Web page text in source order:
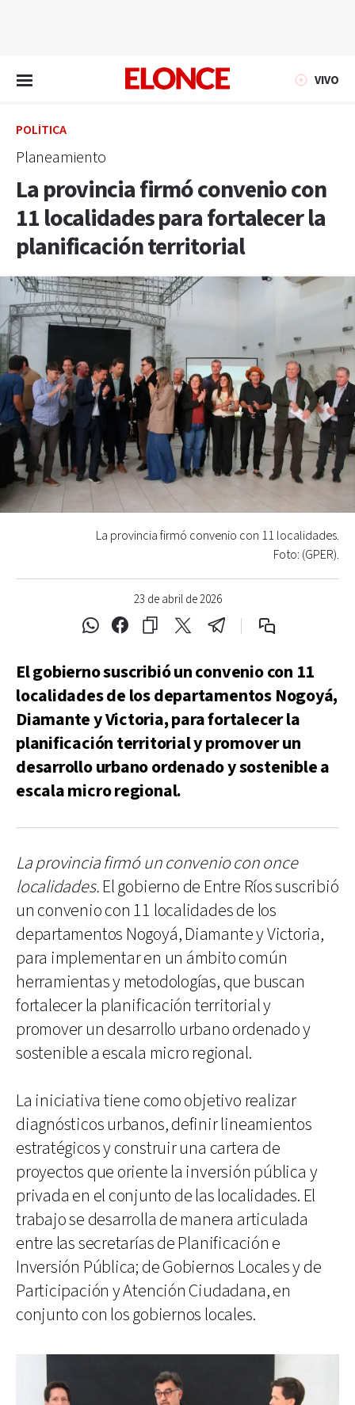
VIVO
POLÍTICA
Planeamiento
La provincia firmó convenio con
11 localidades para fortalecer la
planificación territorial
23 de abril de 2026
La provincia firmó convenio con 11 localidades.
Foto: (GPER).
El gobierno suscribió un convenio con 11
localidades de los departamentos Nogoyá,
Diamante y Victoria, para fortalecer la
planificación territorial y promover un
desarrollo urbano ordenado y sostenible a
escala micro regional.
La provincia firmó un convenio con once
localidades.El gobierno de Entre Ríos suscribió
un convenio con 11 localidades de los
departamentos Nogoyá, Diamante y Victoria,
para implementar en un ámbito común
herramientas y metodologías, que buscan
fortalecer la planificación territorial y
promover un desarrollo urbano ordenado y
sostenible a escala micro regional.
La iniciativa tiene como objetivo realizar
diagnósticos urbanos, definir lineamientos
estratégicos y construir una cartera de
proyectos que oriente la inversión pública y
privada en el conjunto de las localidades. El
trabajo se desarrolla de manera articulada
entre las secretarías de Planificación e
Inversión Pública; de Gobiernos Locales y de
Participación y Atención Ciudadana, en
conjunto con los gobiernos locales.